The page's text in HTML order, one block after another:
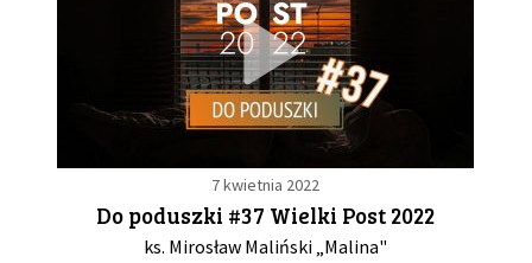
7 kwietnia 2022
Do poduszki #37 Wielki Post 2022
ks. Mirosław Maliński „Malina"